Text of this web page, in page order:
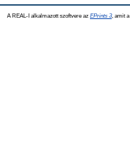
A REAL-I alkalmazott szoftvere az EPrints 3, amit a